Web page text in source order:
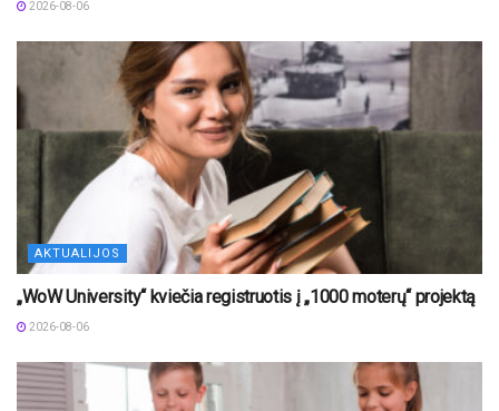
2026-08-06
AKTUALIJOS
„WoW University“ kviečia registruotis į „1000 moterų“ projektą
2026-08-06